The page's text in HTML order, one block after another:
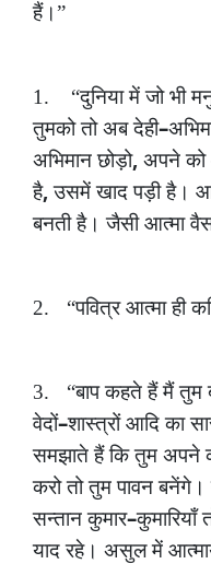
हैं।”
1. “दुनिया में जो भी
तुमको तो अब देही–
अभिमान छोड़ो, अपने को
है,उसमें खाद पड़ी है।
बनती है। जैसी आत्मा
2. “पवित्र आत्मा ही
3. “बाप कहते हैं मैं तुम
वेदों–शास्त्रों आदि का
समझाते हैं कि तुम अपने
करो तो तुम पावन बनेंगे।
सन्तान कुमार–कुमारियाँ
याद रहे। असुल में